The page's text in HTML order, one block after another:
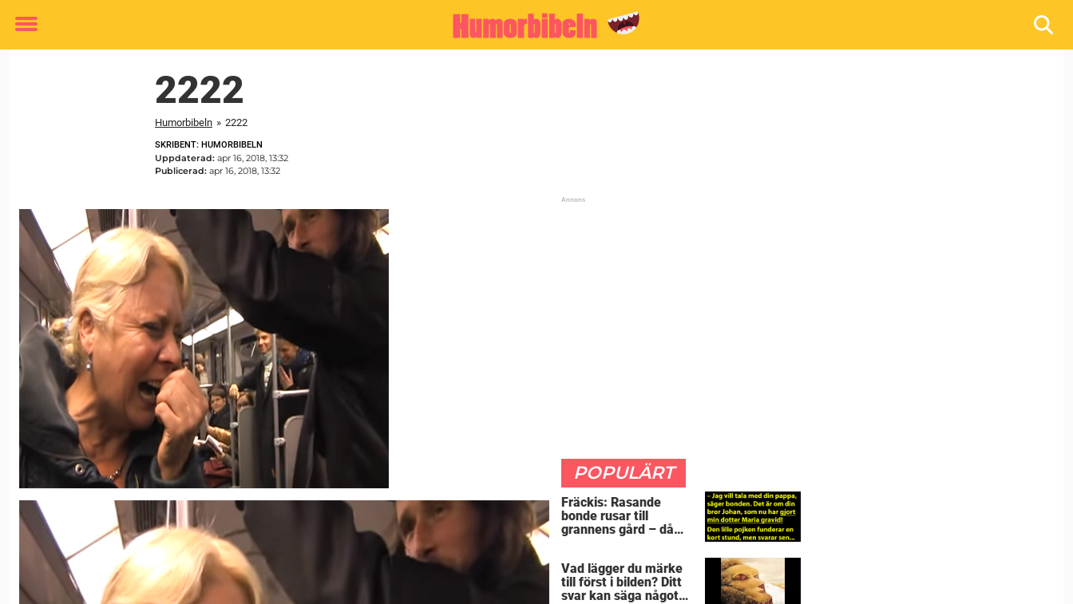
Toggle
2222
Humorbibeln » 2222
SKRIBENT: HUMORBIBELN
Uppdaterad: apr 16, 2018, 13:32
Publicerad: apr 16, 2018, 13:32
POPULÄRT
Fräckis: Rasande
bonde rusar till
grannens gård – då
mållös
Vad lägger du märke
till först i bilden? Ditt
svar kan säga något